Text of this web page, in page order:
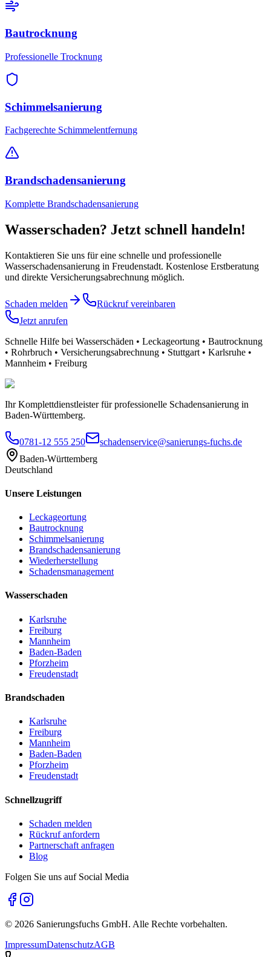
Bautrocknung
Professionelle Trocknung
Schimmelsanierung
Fachgerechte Schimmelentfernung
Brandschadensanierung
Komplette Brandschadensanierung
Wasserschaden? Jetzt schnell handeln!
Kontaktieren Sie uns für eine schnelle und professionelle
Wasserschadensanierung in Freudenstadt. Kostenlose Erstberatung
und direkte Versicherungsabrechnung möglich.
Schaden melden
Rückruf vereinbaren
Jetzt anrufen
Schnelle Hilfe bei Wasserschäden • Leckageortung • Bautrocknung
• Rohrbruch • Versicherungsabrechnung • Stuttgart • Karlsruhe •
Mannheim • Freiburg
Ihr Komplettdienstleister für professionelle Schadensanierung in
Baden-Württemberg.
0781-12 555 250
schadenservice@sanierungs-fuchs.de
Baden-Württemberg
Deutschland
Unsere Leistungen
Leckageortung
Bautrocknung
Schimmelsanierung
Brandschadensanierung
Wiederherstellung
Schadensmanagement
Wasserschaden
Karlsruhe
Freiburg
Mannheim
Baden-Baden
Pforzheim
Freudenstadt
Brandschaden
Karlsruhe
Freiburg
Mannheim
Baden-Baden
Pforzheim
Freudenstadt
Schnellzugriff
Schaden melden
Rückruf anfordern
Partnerschaft anfragen
Blog
Folgen Sie uns auf Social Media
© 2026 Sanierungsfuchs GmbH. Alle Rechte vorbehalten.
ImpressumDatenschutzAGB